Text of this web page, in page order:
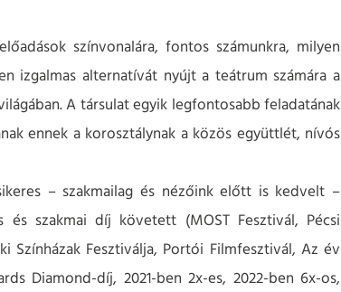
színvonalára, fontos számunkra, milyen
izgalmas alternatívát nyújt a teátrum számára a
A társulat egyik legfontosabb feladatának
ennek a korosztálynak a közös együttlét, nívós
– szakmailag és nézőink előtt is kedvelt –
szakmai díj követett (MOST Fesztivál, Pécsi
Színházak Fesztiválja, Portói Filmfesztivál, Az év
Diamond-díj, 2021-ben 2x-es, 2022-ben 6x-os,